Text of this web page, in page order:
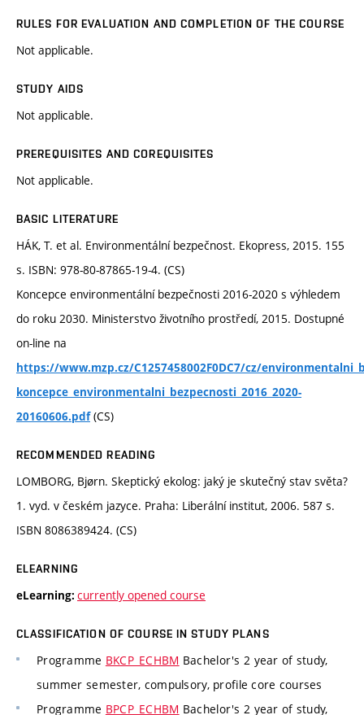
RULES FOR EVALUATION AND COMPLETION OF THE COURSE
Not applicable.
STUDY AIDS
Not applicable.
PREREQUISITES AND COREQUISITES
Not applicable.
BASIC LITERATURE
HÁK, T. et al. Environmentální bezpečnost. Ekopress, 2015. 155
s. ISBN: 978-80-87865-19-4. (CS)
Koncepce environmentální bezpečnosti 2016-2020 s výhledem
do roku 2030. Ministerstvo životního prostředí, 2015. Dostupné
on-line na
https://www.mzp.cz/C1257458002F0DC7/cz/
koncepce_environmentalni_bezpecnosti_2016_2020-
20160606.pdf(CS)
RECOMMENDED READING
LOMBORG, Bjørn. Skeptický ekolog: jaký je skutečný stav světa?
1. vyd. v českém jazyce. Praha: Liberální institut, 2006. 587 s.
ISBN 8086389424. (CS)
ELEARNING
eLearning: currently opened course
CLASSIFICATION OF COURSE IN STUDY PLANS
Programme BKCP_ECHBM Bachelor's 2 year of study,
summer semester, compulsory, profile core courses
Programme BPCP_ECHBM Bachelor's 2 year of study,